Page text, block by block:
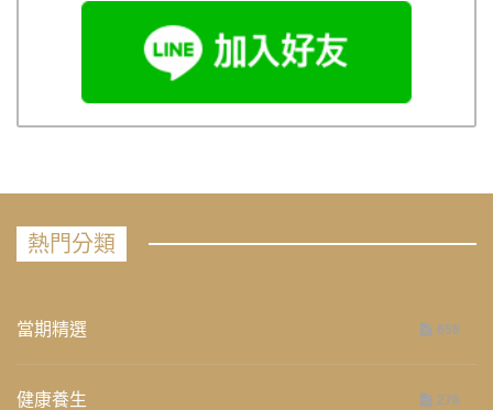
熱門分類
當期精選 658
健康養生 276